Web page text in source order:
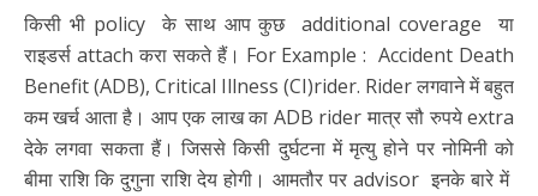
किसी भी policy के साथ आप कुछ additional coverage या
राइडर्स attach करा सकते हैं। For Example : Accident Death
Benefit (ADB), Critical Illness (CI)rider. Rider लगवाने में बहुत
कम खर्च आता है। आप एक लाख का ADB rider मात्र सौ रुपये extra
देके लगवा सकता हैं। जिससे किसी दुर्घटना में मृत्यु होने पर नोमिनी को
बीमा राशि कि दुगुना राशि देय होगी। आमतौर पर advisor इनके बारे में